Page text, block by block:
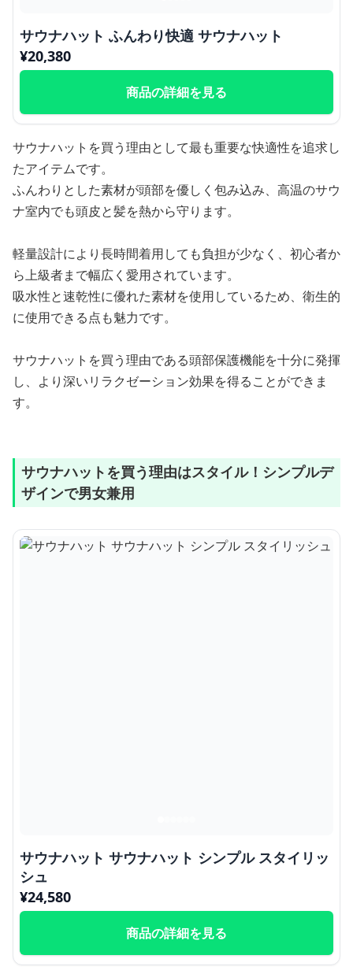
サウナハット ふんわり快適 サウナハット
¥20,380
商品の詳細を見る
サウナハットを買う理由として最も重要な快適性を追求し
たアイテムです。
ふんわりとした素材が頭部を優しく包み込み、高温のサウ
ナ室内でも頭皮と髪を熱から守ります。
軽量設計により長時間着用しても負担が少なく、初心者か
ら上級者まで幅広く愛用されています。
吸水性と速乾性に優れた素材を使用しているため、衛生的
に使用できる点も魅力です。
サウナハットを買う理由である頭部保護機能を十分に発揮
し、より深いリラクゼーション効果を得ることができま
す。
サウナハットを買う理由はスタイル！シンプルデ
ザインで男女兼用
サウナハット サウナハット シンプル スタイリッ
シュ
¥24,580
商品の詳細を見る